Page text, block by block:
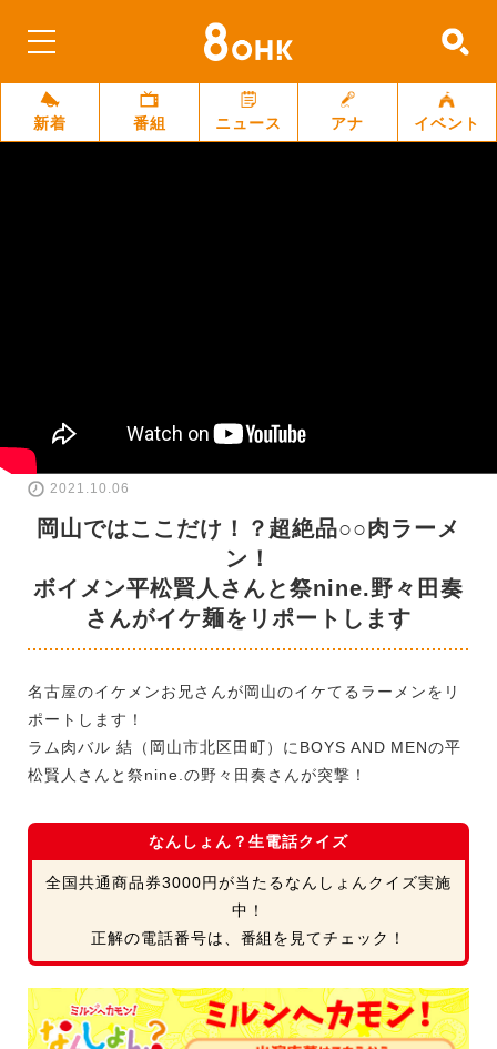
新着 番組 ニュース アナ イベント
2021.10.06
岡山ではここだけ！？超絶品○○肉ラーメ
ン！
ボイメン平松賢人さんと祭nine.野々田奏
さんがイケ麺をリポートします
名古屋のイケメンお兄さんが岡山のイケてるラーメンをリ
ポートします！
ラム肉バル 結（岡山市北区田町）にBOYS AND MENの平
松賢人さんと祭nine.の野々田奏​さんが突撃！
なんしょん？生電話クイズ
全国共通商品券3000円が当たるなんしょんクイズ実施
中！
正解の電話番号は、番組を見てチェック！